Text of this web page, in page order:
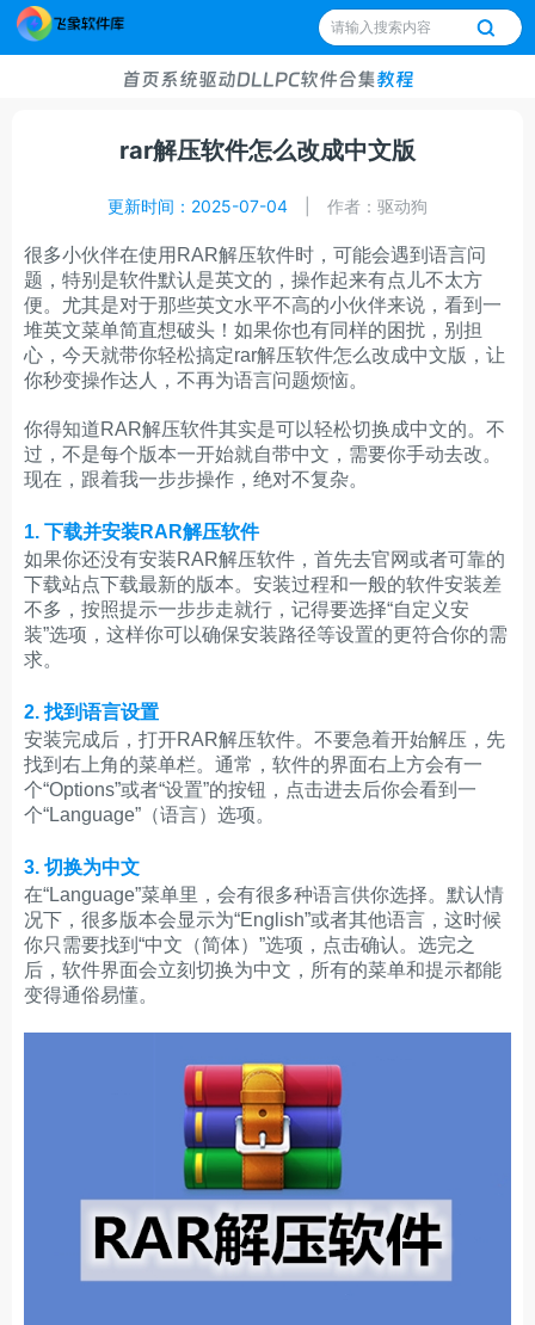
首页系统驱动DLLPC软件合集教程
rar解压软件怎么改成中文版
更新时间：2025-07-04 作者：驱动狗
很多小伙伴在使用RAR解压软件时，可能会遇到语言问
题，特别是软件默认是英文的，操作起来有点儿不太方
便。尤其是对于那些英文水平不高的小伙伴来说，看到一
堆英文菜单简直想破头！如果你也有同样的困扰，别担
心，今天就带你轻松搞定rar解压软件怎么改成中文版 ，让
你秒变操作达人，不再为语言问题烦恼。
你得知道RAR解压软件其实是可以轻松切换成中文的。不
过，不是每个版本一开始就自带中文，需要你手动去改。
现在，跟着我一步步操作，绝对不复杂。
1. 下载并安装RAR解压软件
如果你还没有安装RAR解压软件，首先去官网或者可靠的
下载站点下载最新的版本。安装过程和一般的软件安装差
不多，按照提示一步步走就行，记得要选择“自定义安
装”选项，这样你可以确保安装路径等设置的更符合你的需
求。
2. 找到语言设置
安装完成后，打开RAR解压软件。不要急着开始解压，先
找到右上角的菜单栏。通常，软件的界面右上方会有一
个“Options”或者“设置”的按钮，点击进去后你会看到一
个“Language”（语言）选项。
3. 切换为中文
在“Language”菜单里，会有很多种语言供你选择。默认情
况下，很多版本会显示为“English”或者其他语言，这时候
你只需要找到“中文（简体）”选项，点击确认。选完之
后，软件界面会立刻切换为中文，所有的菜单和提示都能
变得通俗易懂。